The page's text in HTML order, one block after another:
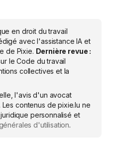
en droit du travail
avec l'assistance IA et
de Pixie. Dernière revue :
le Code du travail
collectives et la
l'avis d'un avocat
contenus de pixie.lu ne
personnalisé et
d'utilisation.